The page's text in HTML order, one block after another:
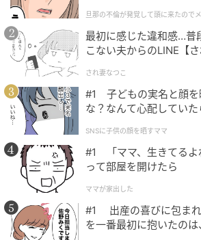
ファージーのコーヒーメモ
豆の煎り具合：浅煎り ✔︎中煎り 深
コクのあるしっかりめの味：★★★★
まろやかな甘み：★★★
岡田のティラミスとの相性：
クチャにしてやった
旦那の不倫が発覚して頭に来たので
最初に感じた違和感…普
こない夫からのLINE【さ
され妻なつこ
#1 子どもの実名と顔を
な？なんて心配していた
SNSに子供の顔を晒すママ
#1 「ママ、生きてるよ
って部屋を開けたら
ママが家出した
#1 出産の喜びに包ま
を一番最初に抱いたの